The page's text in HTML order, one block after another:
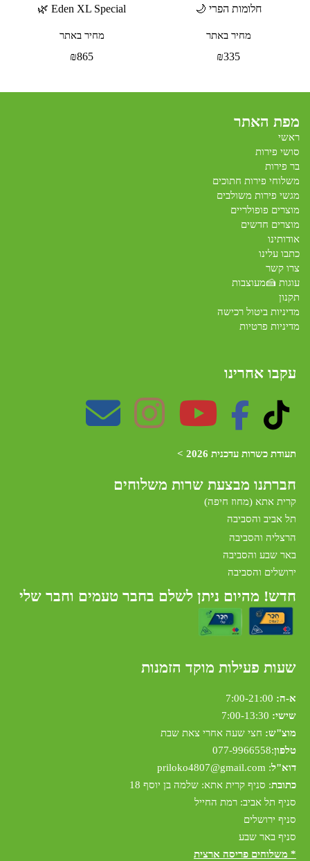
חלומות הפרי 🌙
מחיר באתר
₪335
Eden XL Special 🌿
מחיר באתר
₪865
מפת האתר
ראשי
סושי פירות
בר פירות
משלוחי פירות חתוכים
מגשי פירות משולבים
מוצרים פופולריים
מוצרים חדשים
אודותינו
כתבו עלינו
צרו קשר
עוגות 🍰מעוצבות
תקנון
מדיניות ביטול רכישה
מדיניות פרטיות
עקבו אחרינו
תעודת כשרות עדכנית 2026 >
חברתנו מבצעת שרות משלוחים
קרית אתא (מחוז חיפה)
תל אביב והסביבה
הרצליה והסביבה
באר שבע והסביבה
ירושלים והסביבה
חדש! מהיום ניתן לשלם בחבר טעמים וחבר שלי
שעות פעילות מוקד הזמנות
א-ה:
שישי: 7:00-13:30
מוצ"ש: חצי שעה אחרי צאת שבת
טלפון:
077-9966558
דוא"ל:
priloko4807@gmail.com
כתובת: סניף קרית אתא: שלמה בן יוסף 18
סניף תל אביב: רמת החייל
סניף ירושלים
סניף באר שבע
* משלוחים פריסה ארצית